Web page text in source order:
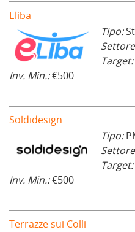
Eliba
Tipo:
Target:
Inv. Min.:€500
Soldidesign
Tipo:
Target:
Inv. Min.:€500
Terrazze sui Colli